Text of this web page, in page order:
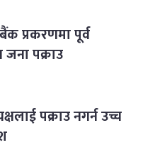
प्रकरणमा पूर्व
पक्राउ
पक्राउ नगर्न उच्च